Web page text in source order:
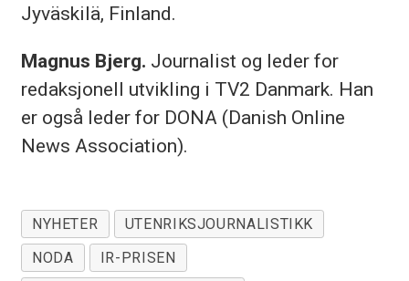
Jyväskilä, Finland.
Magnus Bjerg. Journalist og leder for
redaksjonell utvikling i TV2 Danmark. Han
er også leder for DONA (Danish Online
News Association).
NYHETER
UTENRIKSJOURNALISTIKK
NODA
IR-PRISEN